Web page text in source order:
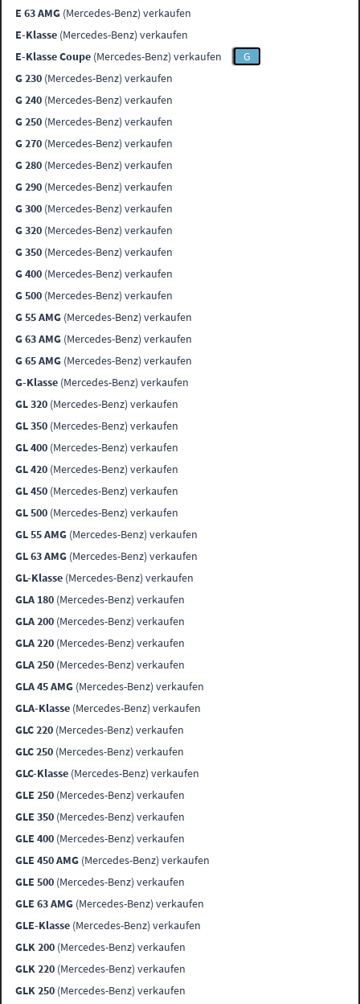
E 63 AMG (Mercedes-Benz) verkaufen
E-Klasse (Mercedes-Benz) verkaufen
E-Klasse Coupe (Mercedes-Benz) verkaufen
G
G 230 (Mercedes-Benz) verkaufen
G 240 (Mercedes-Benz) verkaufen
G 250 (Mercedes-Benz) verkaufen
G 270 (Mercedes-Benz) verkaufen
G 280 (Mercedes-Benz) verkaufen
G 290 (Mercedes-Benz) verkaufen
G 300 (Mercedes-Benz) verkaufen
G 320 (Mercedes-Benz) verkaufen
G 350 (Mercedes-Benz) verkaufen
G 400 (Mercedes-Benz) verkaufen
G 500 (Mercedes-Benz) verkaufen
G 55 AMG (Mercedes-Benz) verkaufen
G 63 AMG (Mercedes-Benz) verkaufen
G 65 AMG (Mercedes-Benz) verkaufen
G-Klasse (Mercedes-Benz) verkaufen
GL 320 (Mercedes-Benz) verkaufen
GL 350 (Mercedes-Benz) verkaufen
GL 400 (Mercedes-Benz) verkaufen
GL 420 (Mercedes-Benz) verkaufen
GL 450 (Mercedes-Benz) verkaufen
GL 500 (Mercedes-Benz) verkaufen
GL 55 AMG (Mercedes-Benz) verkaufen
GL 63 AMG (Mercedes-Benz) verkaufen
GL-Klasse (Mercedes-Benz) verkaufen
GLA 180 (Mercedes-Benz) verkaufen
GLA 200 (Mercedes-Benz) verkaufen
GLA 220 (Mercedes-Benz) verkaufen
GLA 250 (Mercedes-Benz) verkaufen
GLA 45 AMG (Mercedes-Benz) verkaufen
GLA-Klasse (Mercedes-Benz) verkaufen
GLC 220 (Mercedes-Benz) verkaufen
GLC 250 (Mercedes-Benz) verkaufen
GLC-Klasse (Mercedes-Benz) verkaufen
GLE 250 (Mercedes-Benz) verkaufen
GLE 350 (Mercedes-Benz) verkaufen
GLE 400 (Mercedes-Benz) verkaufen
GLE 450 AMG (Mercedes-Benz) verkaufen
GLE 500 (Mercedes-Benz) verkaufen
GLE 63 AMG (Mercedes-Benz) verkaufen
GLE-Klasse (Mercedes-Benz) verkaufen
GLK 200 (Mercedes-Benz) verkaufen
GLK 220 (Mercedes-Benz) verkaufen
GLK 250 (Mercedes-Benz) verkaufen